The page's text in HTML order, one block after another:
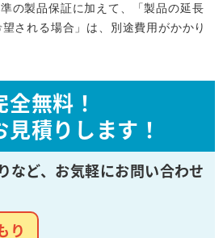
の製品保証に加えて、「製品の延長
される場合」は、別途費用がかかり
全無料！
見積りします！
ど、 お気軽にお問い合わせ
り